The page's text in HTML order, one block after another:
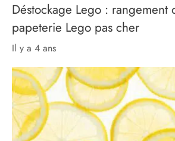
Déstockage Lego : rangement
papeterie Lego pas cher
il y a 4 ans